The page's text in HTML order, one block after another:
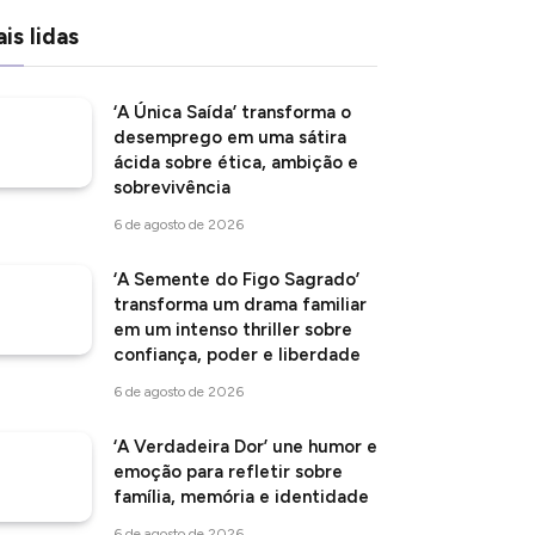
lidas
‘A Única Saída’ transforma o
desemprego em uma sátira
ácida sobre ética, ambição e
sobrevivência
6 de agosto de 2026
‘A Semente do Figo Sagrado’
transforma um drama familiar
em um intenso thriller sobre
confiança, poder e liberdade
6 de agosto de 2026
‘A Verdadeira Dor’ une humor e
emoção para refletir sobre
família, memória e identidade